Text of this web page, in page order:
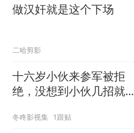
做汉奸就是这个下场
二哈剪影
十六岁小伙来参军被拒
绝，没想到小伙几招就征
冬咚影视集 1跟贴